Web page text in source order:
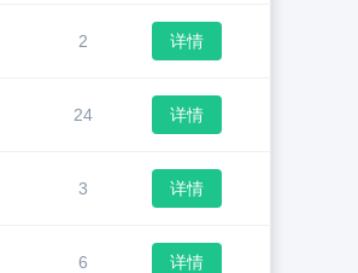
2 详情
24 详情
3 详情
6 详情